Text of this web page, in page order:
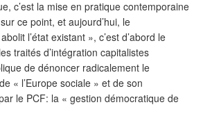
c’est la mise en pratique contemporaine
ce point, et aujourd’hui, le
l’état existant », c’est d’abord le
traités d’intégration capitalistes
de dénoncer radicalement le
« l’Europe sociale » et de son
le PCF: la « gestion démocratique de